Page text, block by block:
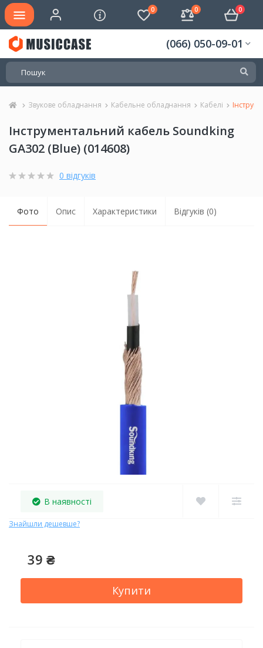
0 0 0
(066) 050-09-01
Звукове обладнання Кабельне обладнання Кабелі
Інструментальний кабель Soundking
GA302 (Blue) (014608)
0 відгуків
Фото Опис Характеристики Відгуків (0)
В наявності
Знайшли дешевше?
39 ₴
Купити